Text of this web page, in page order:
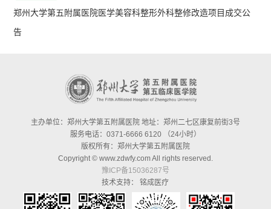
郑州大学第五附属医院医学美容科整形外科整修改造项目成交公
告
主办单位：郑州大学第五附属医院 地址：郑州二七区康复前街3号
服务电话：0371-6666 6120 （24小时）
版权所有：郑州大学第五附属医院
Copyright © www.zdwfy.com All rights reserved.
豫ICP备15036287号
技术支持：铭成医疗